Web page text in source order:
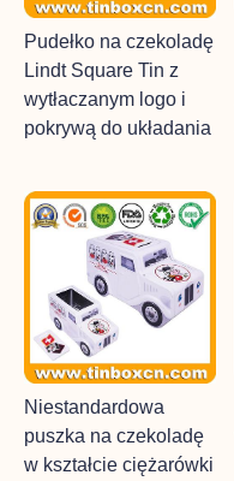
Pudełko na czekoladę
Lindt Square Tin z
wytłaczanym logo i
pokrywą do układania
Niestandardowa
puszka na czekoladę
w kształcie ciężarówki